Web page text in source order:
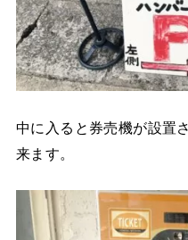
中に入ると券売機が設置
来ます。